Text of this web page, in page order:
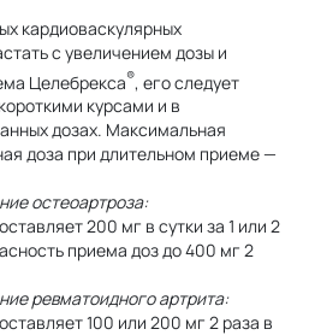
кардиоваскулярных
с увеличением дозы и
Целебрекса®, его следует
курсами и в
дозах. Максимальная
доза при длительном приеме —
остеоартроза:
200 мг в сутки за 1 или 2
приема доз до 400 мг 2
ревматоидного артрита:
100 или 200 мг 2 раза в